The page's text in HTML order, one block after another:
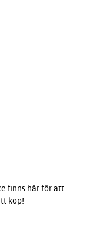
finns här för att
köp!